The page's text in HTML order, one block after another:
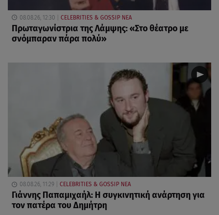
08.08.26, 12:30 CELEBRITIES & GOSSIP ΝΕΑ
Πρωταγωνίστρια της Λάμψης: «Στο θέατρο με
σνόμπαραν πάρα πολύ»
08.08.26, 11:29 CELEBRITIES & GOSSIP ΝΕΑ
Γιάννης Παπαμιχαήλ: Η συγκινητική ανάρτηση για
τον πατέρα του Δημήτρη